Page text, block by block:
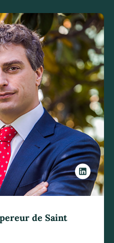
de Saint